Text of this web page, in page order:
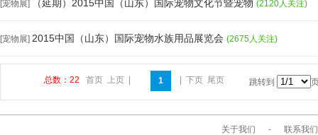
[宠物展] （延期）2015中国（山东）国际宠物文化节暨宠物 (2120人关注)
[宠物展] 2015中国（山东）国际宠物水族用品展览会 (2675人关注)
总数：22 首页 上页 1 下页 尾页 跳转到
关于我们 - 联系我们